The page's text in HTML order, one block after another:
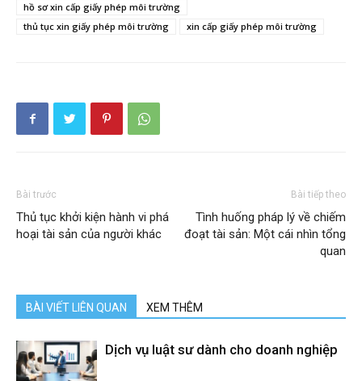
hồ sơ xin cấp giấy phép môi trường
thủ tục xin giấy phép môi trường
xin cấp giấy phép môi trường
Bài trước
Thủ tục khởi kiện hành vi phá
hoại tài sản của người khác
Bài tiếp theo
Tình huống pháp lý về chiếm
đoạt tài sản: Một cái nhìn tổng
quan
BÀI VIẾT LIÊN QUAN XEM THÊM
Dịch vụ luật sư dành cho doanh nghiệp